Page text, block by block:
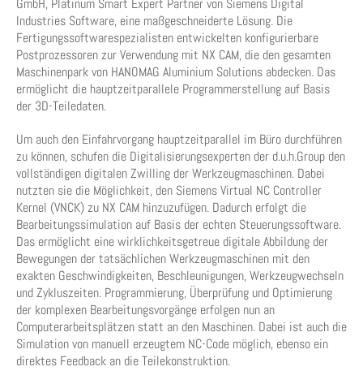
GmbH, Platinum Smart Expert Partner von Siemens Digital
Industries Software, eine maßgeschneiderte Lösung. Die
Fertigungssoftwarespezialisten entwickelten konfigurierbare
Postprozessoren zur Verwendung mit NX CAM, die den gesamten
Maschinenpark von HANOMAG Aluminium Solutions abdecken. Das
ermöglicht die hauptzeitparallele Programmerstellung auf Basis
der 3D-Teiledaten.
Um auch den Einfahrvorgang hauptzeitparallel im Büro durchführen
zu können, schufen die Digitalisierungsexperten der d.u.h.Group den
vollständigen digitalen Zwilling der Werkzeugmaschinen. Dabei
nutzten sie die Möglichkeit, den Siemens Virtual NC Controller
Kernel (VNCK) zu NX CAM hinzuzufügen. Dadurch erfolgt die
Bearbeitungssimulation auf Basis der echten Steuerungssoftware.
Das ermöglicht eine wirklichkeitsgetreue digitale Abbildung der
Bewegungen der tatsächlichen Werkzeugmaschinen mit den
exakten Geschwindigkeiten, Beschleunigungen, Werkzeugwechseln
und Zykluszeiten. Programmierung, Überprüfung und Optimierung
der komplexen Bearbeitungsvorgänge erfolgen nun an
Computerarbeitsplätzen statt an den Maschinen. Dabei ist auch die
Simulation von manuell erzeugtem NC-Code möglich, ebenso ein
direktes Feedback an die Teilekonstruktion.